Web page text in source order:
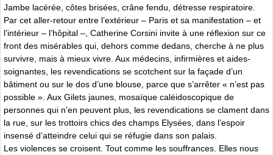
Jambe lacérée, côtes brisées, crâne fendu, détresse respiratoire.
Par cet aller-retour entre l’extérieur – Paris et sa manifestation – et
l’intérieur – l’hôpital –, Catherine Corsini invite à une réflexion sur ce
front des misérables qui, dehors comme dedans, cherche à ne plus
survivre, mais à mieux vivre. Aux médecins, infirmières et aides-
soignantes, les revendications se scotchent sur la façade d’un
bâtiment ou sur le dos d’une blouse, parce que s’arrêter « n’est pas
possible ». Aux Gilets jaunes, mosaïque caléidoscopique de
personnes qui n’en peuvent plus, les revendications se clament dans
la rue, sur les trottoirs chics des champs Elysées, dans l’espoir
insensé d’atteindre celui qui se réfugie dans son palais.
Les violences se croisent. Tout comme les souffrances. Elles nous